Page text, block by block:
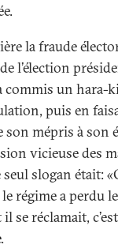
la fraude
l’élection
commis un hara-
puis en
mépris à son
vicieuse des
slogan était:
régime a perdu
se réclamait,